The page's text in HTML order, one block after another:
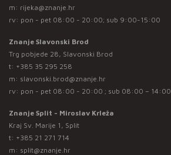
m: rijeka@znanje.hr
rv: pon - pet 08:00 - 20:00; sub 9:00-15:00
Znanje Slavonski Brod
Trg pobjede 28, Slavonski Brod
t: +385 35 295 258
m: slavonski.brod@znanje.hr
rv: pon - pet 08:00 - 20:00 ; sub 08:00 – 14:00
Znanje Split - Miroslav Krleža
Kraj Sv. Marije 1, Split
t: +385 21 271 714
m: split@znanje.hr